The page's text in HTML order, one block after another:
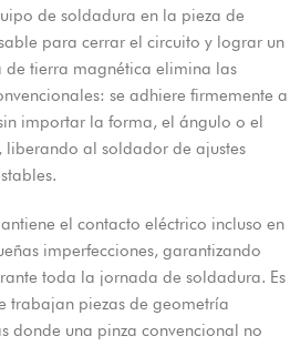
de soldadura en la pieza de
para cerrar el circuito y lograr un
de tierra magnética elimina las
se adhiere firmemente a
importar la forma, el ángulo o el
liberando al soldador de ajustes
el contacto eléctrico incluso en
imperfecciones, garantizando
toda la jornada de soldadura. Es
trabajan piezas de geometría
donde una pinza convencional no